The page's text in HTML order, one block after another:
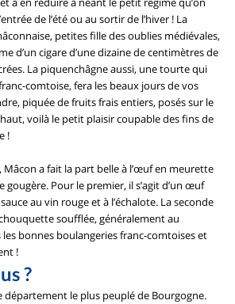
de l’été ou au sortir de l’hiver ! La
petites fille des oublies médiévales,
d’un cigare d’une dizaine de centimètres de
La piquenchâgne aussi, une tourte qui
comtoise, fera les beaux jours de vos
piquée de fruits frais entiers, posés sur le
voilà le petit plaisir coupable des fins de
!
a fait la part belle à l’œuf en meurette
gougère. Pour le premier, il s’agit d’un œuf
au vin rouge et à l’échalote. La seconde
soufflée, généralement au
bonnes boulangeries franc-comtoises et
!
?
département le plus peuplé de Bourgogne.